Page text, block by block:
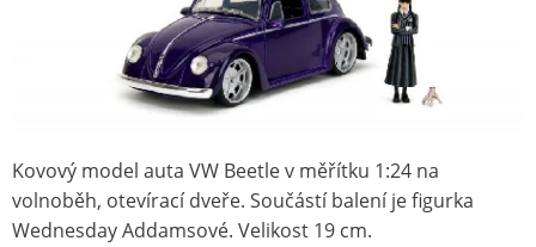
Kovový model auta VW Beetle v měřítku 1:24 na
volnoběh, otevírací dveře. Součástí balení je figurka
Wednesday Addamsové. Velikost 19 cm.